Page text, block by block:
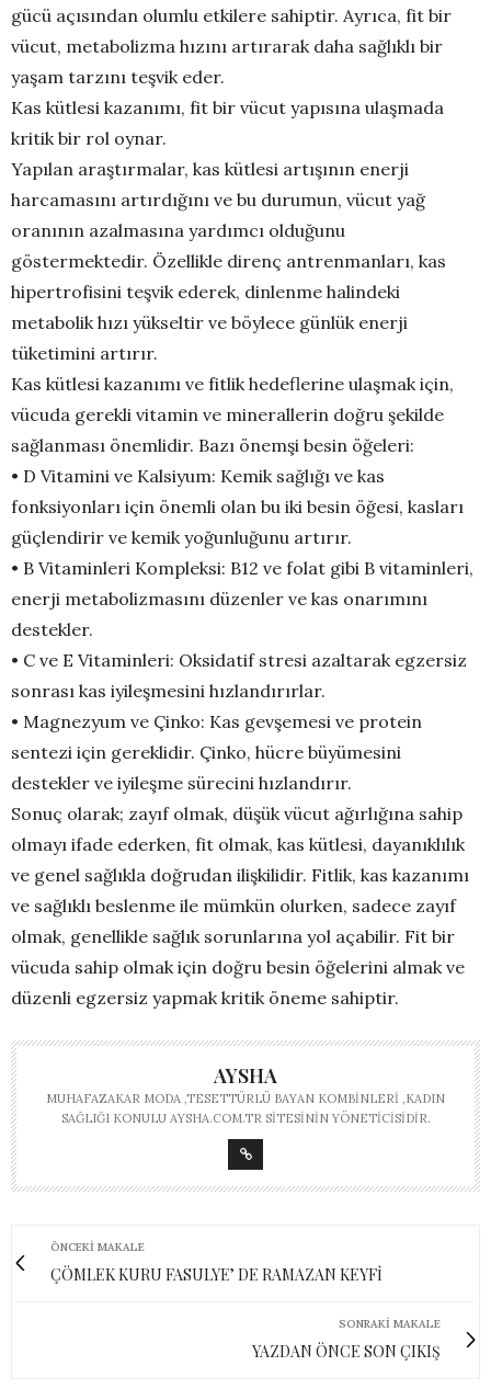
gücü açısından olumlu etkilere sahiptir. Ayrıca, fit bir
vücut, metabolizma hızını artırarak daha sağlıklı bir
yaşam tarzını teşvik eder.
Kas kütlesi kazanımı, fit bir vücut yapısına ulaşmada
kritik bir rol oynar.
Yapılan araştırmalar, kas kütlesi artışının enerji
harcamasını artırdığını ve bu durumun, vücut yağ
oranının azalmasına yardımcı olduğunu
göstermektedir. Özellikle direnç antrenmanları, kas
hipertrofisini teşvik ederek, dinlenme halindeki
metabolik hızı yükseltir ve böylece günlük enerji
tüketimini artırır.
Kas kütlesi kazanımı ve fitlik hedeflerine ulaşmak için,
vücuda gerekli vitamin ve minerallerin doğru şekilde
sağlanması önemlidir. Bazı önemşi besin öğeleri:
• D Vitamini ve Kalsiyum: Kemik sağlığı ve kas
fonksiyonları için önemli olan bu iki besin öğesi, kasları
güçlendirir ve kemik yoğunluğunu artırır.
• B Vitaminleri Kompleksi: B12 ve folat gibi B vitaminleri,
enerji metabolizmasını düzenler ve kas onarımını
destekler.
• C ve E Vitaminleri: Oksidatif stresi azaltarak egzersiz
sonrası kas iyileşmesini hızlandırırlar.
• Magnezyum ve Çinko: Kas gevşemesi ve protein
sentezi için gereklidir. Çinko, hücre büyümesini
destekler ve iyileşme sürecini hızlandırır.
Sonuç olarak; zayıf olmak, düşük vücut ağırlığına sahip
olmayı ifade ederken, fit olmak, kas kütlesi, dayanıklılık
ve genel sağlıkla doğrudan ilişkilidir. Fitlik, kas kazanımı
ve sağlıklı beslenme ile mümkün olurken, sadece zayıf
olmak, genellikle sağlık sorunlarına yol açabilir. Fit bir
vücuda sahip olmak için doğru besin öğelerini almak ve
düzenli egzersiz yapmak kritik öneme sahiptir.
AYSHA
MUHAFAZAKAR MODA ,TESETTÜRLÜ BAYAN KOMBINLERI ,KADIN
SAĞLIĞI KONULU AYSHA.COM.TR SITESININ YÖNETICISIDIR.
ÖNCEKI MAKALE
ÇÖMLEK KURU FASULYE’ DE RAMAZAN KEYFİ
SONRAKI MAKALE
YAZDAN ÖNCE SON ÇIKIŞ